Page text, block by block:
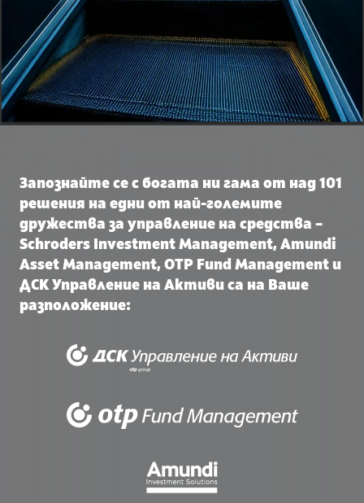
Запознайте се с богата ни гама от над 101
решения на едни от най-големите
дружества за управление на средства –
Schroders Investment Management, Amundi
Asset Management, OTP Fund Management и
ДСК Управление на Активи са на Ваше
разположение: